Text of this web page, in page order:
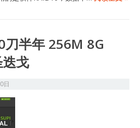
半年 256M 8G
戈
日